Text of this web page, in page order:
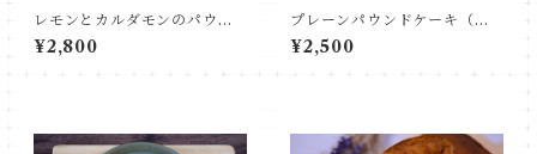
レモンとカルダモンのパウン
ドケーキ（ホール）
¥2,800
プレーンパウンドケーキ（ホ
ール）
¥2,500